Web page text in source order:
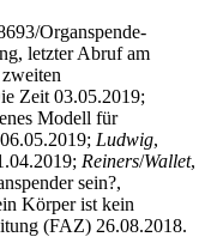
Organspende-
, letzter Abruf am
Zeit 03.05.2019;
Modell für
Ludwig,
Reiners/Wallet,
sein?,
Körper ist kein
(FAZ) 26.08.2018.